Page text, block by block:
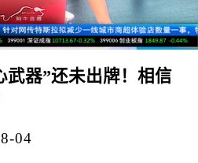
武器”还未出牌！相信
04